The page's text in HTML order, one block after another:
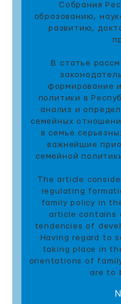
Собрания
образованию,
развитию,
В статье
формирование
политики в
анализ и
семейных
в семье
важнейшие
семейной
The article
regulating
family policy in
article contains
tendencies of
Having regard to
taking place in
orientations of
are to